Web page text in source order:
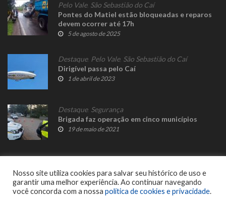
Pelo Vale, São Sebastião do Caí
Pontes do Matiel estão bloqueadas e reparos
devem ocorrer até 17h
5 de agosto de 2025
Destaque, Pelo Vale, São Sebastião do Caí
Dirigível passa pelo Caí
1 de abril de 2023
Destaque, Segurança
Brigada faz operação em cinco municípios
19 de maio de 2021
Nosso site utiliza cookies para salvar seu histórico de uso e
garantir uma melhor experiência. Ao continuar navegando
você concorda com a nossa política de cookies e privacidade.